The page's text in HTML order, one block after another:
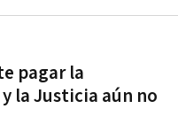
pagar la
la Justicia aún no